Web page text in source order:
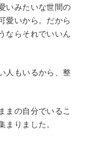
いみたいな世間の
愛いから。だから
ならそれでいいん
人もいるから、整
まの自分でいるこ
りました。